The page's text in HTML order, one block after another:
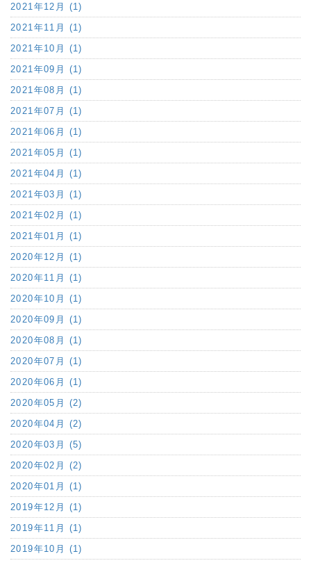
2021年12月 (1)
2021年11月 (1)
2021年10月 (1)
2021年09月 (1)
2021年08月 (1)
2021年07月 (1)
2021年06月 (1)
2021年05月 (1)
2021年04月 (1)
2021年03月 (1)
2021年02月 (1)
2021年01月 (1)
2020年12月 (1)
2020年11月 (1)
2020年10月 (1)
2020年09月 (1)
2020年08月 (1)
2020年07月 (1)
2020年06月 (1)
2020年05月 (2)
2020年04月 (2)
2020年03月 (5)
2020年02月 (2)
2020年01月 (1)
2019年12月 (1)
2019年11月 (1)
2019年10月 (1)